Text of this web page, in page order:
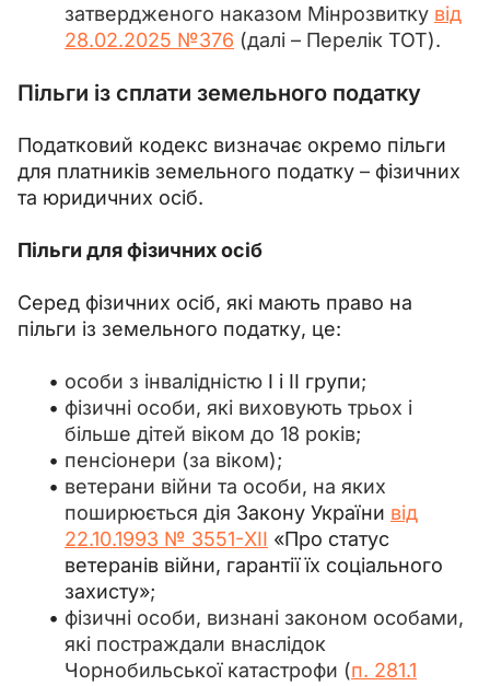
затвердженого наказом Мінрозвитку від
28.02.2025 №376 (далі – Перелік ТОТ).
Пільги із сплати земельного податку
Податковий кодекс визначає окремо пільги
для платників земельного податку – фізичних
та юридичних осіб.
Пільги для фізичних осіб
Серед фізичних осіб, які мають право на
пільги із земельного податку, це:
особи з інвалідністю І і ІІ групи;
фізичні особи, які виховують трьох і
більше дітей віком до 18 років;
пенсіонери (за віком);
ветерани війни та особи, на яких
поширюється дія Закону України від
22.10.1993 № 3551-XII «Про статус
ветеранів війни, гарантії їх соціального
захисту»;
фізичні особи, визнані законом особами,
які постраждали внаслідок
Чорнобильської катастрофи (п. 281.1